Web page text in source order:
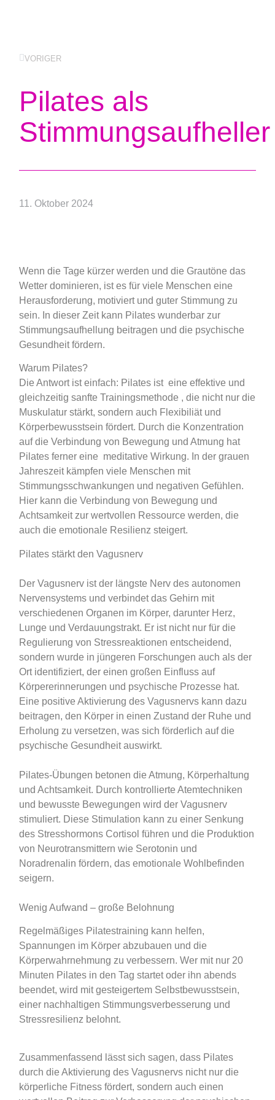
VORIGER
Pilates als
Stimmungsaufheller
11. Oktober 2024
Wenn die Tage kürzer werden und die Grautöne das
Wetter dominieren, ist es für viele Menschen eine
Herausforderung, motiviert und guter Stimmung zu
sein. In dieser Zeit kann Pilates wunderbar zur
Stimmungsaufhellung beitragen und die psychische
Gesundheit fördern.
Warum Pilates?
Die Antwort ist einfach: Pilates ist eine effektive und
gleichzeitig sanfte Trainingsmethode , die nicht nur die
Muskulatur stärkt, sondern auch Flexibiliät und
Körperbewusstsein fördert. Durch die Konzentration
auf die Verbindung von Bewegung und Atmung hat
Pilates ferner eine meditative Wirkung. In der grauen
Jahreszeit kämpfen viele Menschen mit
Stimmungsschwankungen und negativen Gefühlen.
Hier kann die Verbindung von Bewegung und
Achtsamkeit zur wertvollen Ressource werden, die
auch die emotionale Resilienz steigert.
Pilates stärkt den Vagusnerv
Der Vagusnerv ist der längste Nerv des autonomen
Nervensystems und verbindet das Gehirn mit
verschiedenen Organen im Körper, darunter Herz,
Lunge und Verdauungstrakt. Er ist nicht nur für die
Regulierung von Stressreaktionen entscheidend,
sondern wurde in jüngeren Forschungen auch als der
Ort identifiziert, der einen großen Einfluss auf
Körpererinnerungen und psychische Prozesse hat.
Eine positive Aktivierung des Vagusnervs kann dazu
beitragen, den Körper in einen Zustand der Ruhe und
Erholung zu versetzen, was sich förderlich auf die
psychische Gesundheit auswirkt.
Pilates-Übungen betonen die Atmung, Körperhaltung
und Achtsamkeit. Durch kontrollierte Atemtechniken
und bewusste Bewegungen wird der Vagusnerv
stimuliert. Diese Stimulation kann zu einer Senkung
des Stresshormons Cortisol führen und die Produktion
von Neurotransmittern wie Serotonin und
Noradrenalin fördern, das emotionale Wohlbefinden
seigern.
Wenig Aufwand – große Belohnung
Regelmäßiges Pilatestraining kann helfen,
Spannungen im Körper abzubauen und die
Körperwahrnehmung zu verbessern. Wer mit nur 20
Minuten Pilates in den Tag startet oder ihn abends
beendet, wird mit gesteigertem Selbstbewusstsein,
einer nachhaltigen Stimmungsverbesserung und
Stressresilienz belohnt.
Zusammenfassend lässt sich sagen, dass Pilates
durch die Aktivierung des Vagusnervs nicht nur die
körperliche Fitness fördert, sondern auch einen